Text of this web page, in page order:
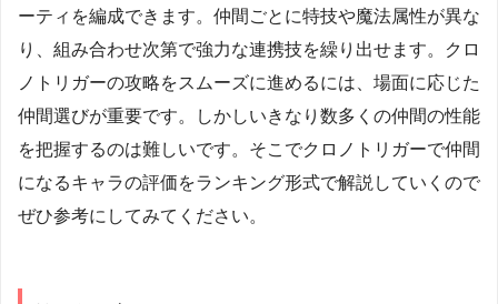
ーティを編成できます。仲間ごとに特技や魔法属性が異な
り、組み合わせ次第で強力な連携技を繰り出せます。クロ
ノトリガーの攻略をスムーズに進めるには、場面に応じた
仲間選びが重要です。しかしいきなり数多くの仲間の性能
を把握するのは難しいです。そこでクロノトリガーで仲間
になるキャラの評価をランキング形式で解説していくので
ぜひ参考にしてみてください。